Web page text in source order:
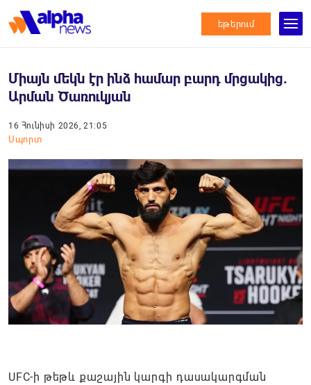
եթերում
Միայն մեկն էր ինձ համար բարդ մրցակից.
Արման Ծառուկյան
16 Հունիսի 2026, 21:05
Սպորտ
UFC-ի թեթև քաշային կարգի դասակարգման